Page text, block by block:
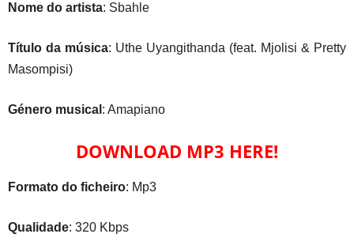
Nome do artista: Sbahle
Título da música: Uthe Uyangithanda (feat. Mjolisi & Pretty
Masompisi)
Género musical : Amapiano
DOWNLOAD MP3 HERE!
Formato do ficheiro: Mp3
Qualidade: 320 Kbps